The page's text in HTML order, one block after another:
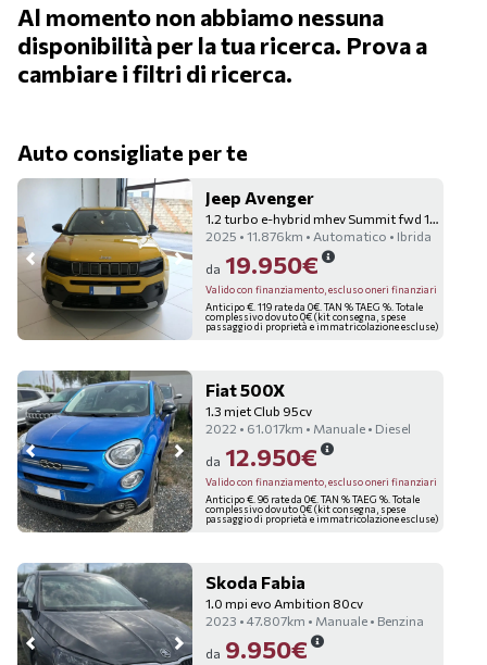
Al momento non abbiamo nessuna
disponibilità per la tua ricerca. Prova a
cambiare i filtri di ricerca.
Auto consigliate per te
Jeep Avenger
2025 • 11.876km • Automatico • Ibrida
da 19.950€
Valido con finanziamento, escluso oneri finanziari
Anticipo €. 119 rate da 0€. TAN % TAEG %. Totale
complessivo dovuto 0€ (kit consegna, spese
passaggio di proprietà e immatricolazione escluse)
Fiat 500X
1.3 mjet Club 95cv
2022 • 61.017km • Manuale • Diesel
da 12.950€
Valido con finanziamento, escluso oneri finanziari
Anticipo €. 96 rate da 0€. TAN % TAEG %. Totale
complessivo dovuto 0€ (kit consegna, spese
passaggio di proprietà e immatricolazione escluse)
Skoda Fabia
1.0 mpi evo Ambition 80cv
2023 • 47.807km • Manuale • Benzina
da 9.950€